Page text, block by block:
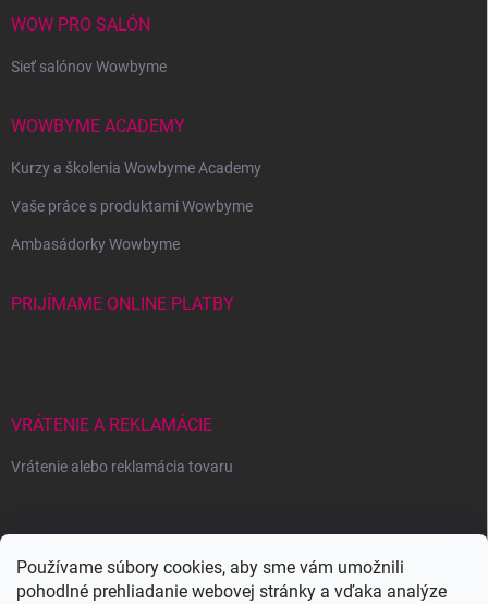
Používame súbory cookies, aby sme vám umožnili
pohodlné prehliadanie webovej stránky a vďaka analýze
WOW PRO SALÓN
Sieť salónov Wowbyme
WOWBYME ACADEMY
Kurzy a školenia Wowbyme Academy
Vaše práce s produktami Wowbyme
Ambasádorky Wowbyme
PRIJÍMAME ONLINE PLATBY
VRÁTENIE A REKLAMÁCIE
Vrátenie alebo reklamácia tovaru